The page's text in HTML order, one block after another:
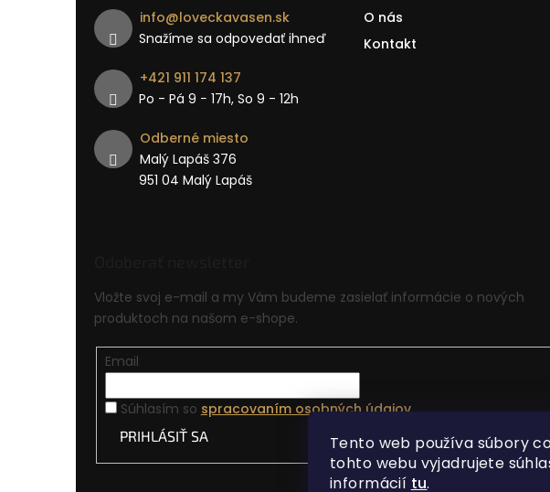
Tento web používa súbory
tohto webu vyjadrujete
informácií tu.
info@loveckavasen.sk
Snažíme sa odpovedať ihneď
+421 911 174 137
Po - Pá 9 − 17h, So 9 - 12h
Odberné miesto
Malý Lapáš 376
951 04 Malý Lapáš
O nás
Kontakt
Vložte svoj e-mail a my Vám budeme zasielať informácie o nových
produktoch na našom e-shope.
Email
Súhlasím so spracovaním osobných údajov.
PRIHLÁSIŤ SA